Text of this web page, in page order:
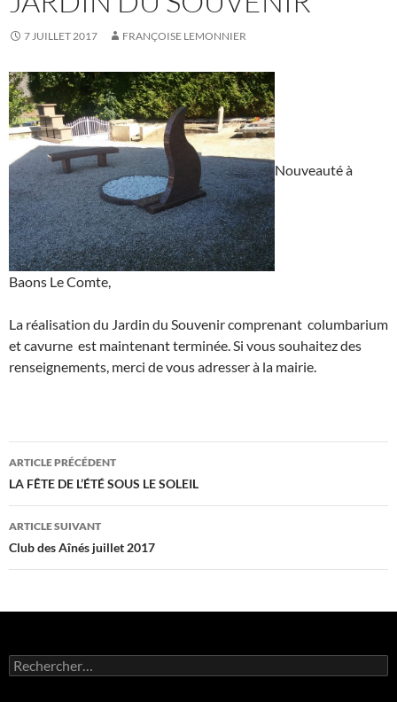
7 JUILLET 2017 FRANÇOISE LEMONNIER
Nouveauté à
Baons Le Comte,
La réalisation du Jardin du Souvenir comprenant columbarium
et cavurne est maintenant terminée. Si vous souhaitez des
renseignements, merci de vous adresser à la mairie.
Navigation
des
articles
ARTICLE PRÉCÉDENT
LA FÊTE DE L’ÉTÉ SOUS LE SOLEIL
ARTICLE SUIVANT
Club des Aînés juillet 2017
Rechercher :